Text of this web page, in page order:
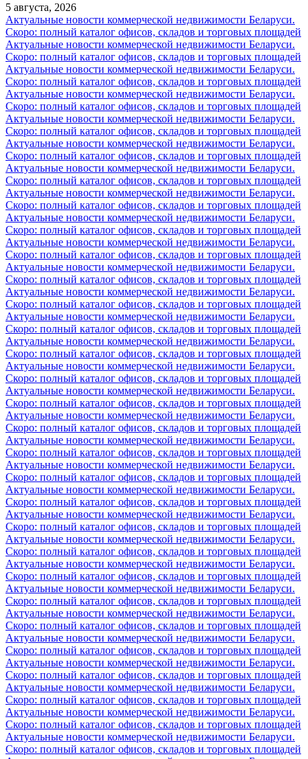
5 августа, 2026
Актуальные новости коммерческой недвижимости Беларуси.
Скоро: полный каталог офисов, складов и торговых площадей
Актуальные новости коммерческой недвижимости Беларуси.
Скоро: полный каталог офисов, складов и торговых площадей
Актуальные новости коммерческой недвижимости Беларуси.
Скоро: полный каталог офисов, складов и торговых площадей
Актуальные новости коммерческой недвижимости Беларуси.
Скоро: полный каталог офисов, складов и торговых площадей
Актуальные новости коммерческой недвижимости Беларуси.
Скоро: полный каталог офисов, складов и торговых площадей
Актуальные новости коммерческой недвижимости Беларуси.
Скоро: полный каталог офисов, складов и торговых площадей
Актуальные новости коммерческой недвижимости Беларуси.
Скоро: полный каталог офисов, складов и торговых площадей
Актуальные новости коммерческой недвижимости Беларуси.
Скоро: полный каталог офисов, складов и торговых площадей
Актуальные новости коммерческой недвижимости Беларуси.
Скоро: полный каталог офисов, складов и торговых площадей
Актуальные новости коммерческой недвижимости Беларуси.
Скоро: полный каталог офисов, складов и торговых площадей
Актуальные новости коммерческой недвижимости Беларуси.
Скоро: полный каталог офисов, складов и торговых площадей
Актуальные новости коммерческой недвижимости Беларуси.
Скоро: полный каталог офисов, складов и торговых площадей
Актуальные новости коммерческой недвижимости Беларуси.
Скоро: полный каталог офисов, складов и торговых площадей
Актуальные новости коммерческой недвижимости Беларуси.
Скоро: полный каталог офисов, складов и торговых площадей
Актуальные новости коммерческой недвижимости Беларуси.
Скоро: полный каталог офисов, складов и торговых площадей
Актуальные новости коммерческой недвижимости Беларуси.
Скоро: полный каталог офисов, складов и торговых площадей
Актуальные новости коммерческой недвижимости Беларуси.
Скоро: полный каталог офисов, складов и торговых площадей
Актуальные новости коммерческой недвижимости Беларуси.
Скоро: полный каталог офисов, складов и торговых площадей
Актуальные новости коммерческой недвижимости Беларуси.
Скоро: полный каталог офисов, складов и торговых площадей
Актуальные новости коммерческой недвижимости Беларуси.
Скоро: полный каталог офисов, складов и торговых площадей
Актуальные новости коммерческой недвижимости Беларуси.
Скоро: полный каталог офисов, складов и торговых площадей
Актуальные новости коммерческой недвижимости Беларуси.
Скоро: полный каталог офисов, складов и торговых площадей
Актуальные новости коммерческой недвижимости Беларуси.
Скоро: полный каталог офисов, складов и торговых площадей
Актуальные новости коммерческой недвижимости Беларуси.
Скоро: полный каталог офисов, складов и торговых площадей
Актуальные новости коммерческой недвижимости Беларуси.
Скоро: полный каталог офисов, складов и торговых площадей
Актуальные новости коммерческой недвижимости Беларуси.
Скоро: полный каталог офисов, складов и торговых площадей
Актуальные новости коммерческой недвижимости Беларуси.
Скоро: полный каталог офисов, складов и торговых площадей
Актуальные новости коммерческой недвижимости Беларуси.
Скоро: полный каталог офисов, складов и торговых площадей
Актуальные новости коммерческой недвижимости Беларуси.
Скоро: полный каталог офисов, складов и торговых площадей
Актуальные новости коммерческой недвижимости Беларуси.
Скоро: полный каталог офисов, складов и торговых площадей